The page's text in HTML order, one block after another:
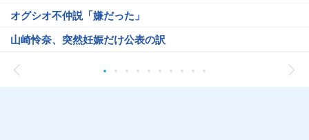
オグシオ不仲説「嫌だった」
山崎怜奈、突然妊娠だけ公表の訳